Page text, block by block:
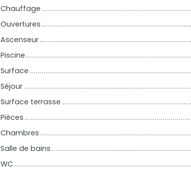
Chauffage
Ouvertures
Ascenseur
Piscine
Surface
Séjour
Surface terrasse
Pièces
Chambres
Salle de bains
WC